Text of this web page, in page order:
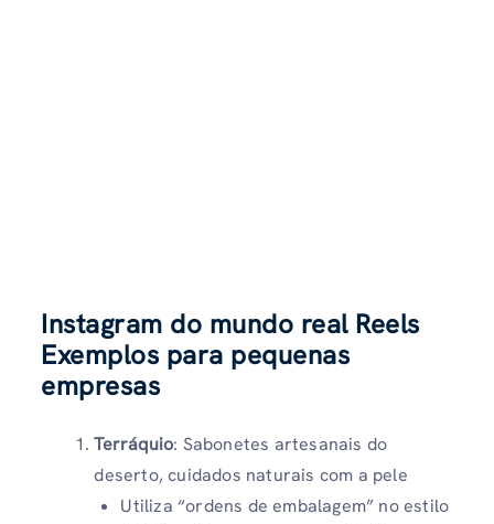
Instagram do mundo real Reels
Exemplos para pequenas
empresas
Terráquio: Sabonetes artesanais do
deserto, cuidados naturais com a pele
Utiliza “ordens de embalagem” no estilo